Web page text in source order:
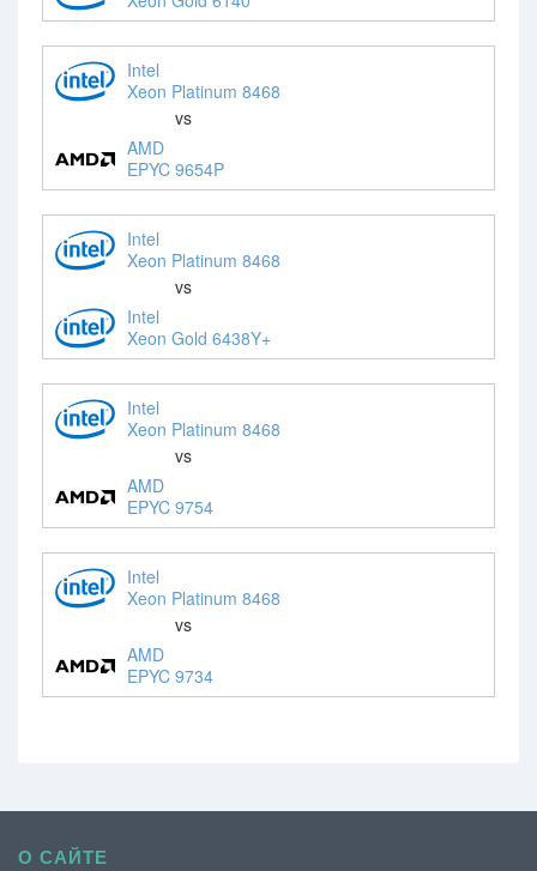
Intel
Xeon Platinum 8468
vs
AMD
EPYC 9654P
Intel
Xeon Platinum 8468
vs
Intel
Xeon Gold 6438Y+
Intel
Xeon Platinum 8468
vs
AMD
EPYC 9754
Intel
Xeon Platinum 8468
vs
AMD
EPYC 9734
О САЙТЕ